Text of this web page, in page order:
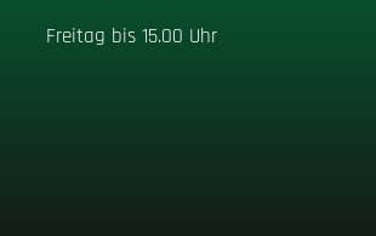
Freitag bis 15.00 Uhr